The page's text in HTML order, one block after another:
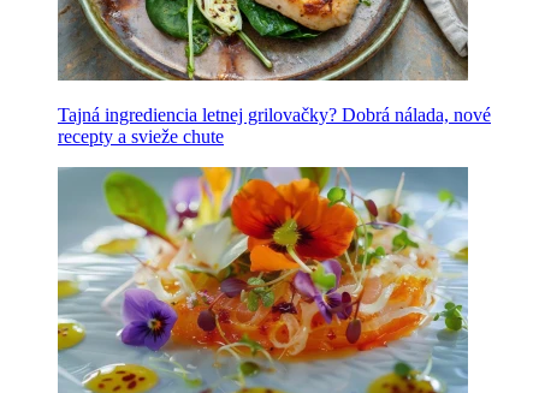
Tajná ingrediencia letnej grilovačky? Dobrá nálada, nové
recepty a svieže chute